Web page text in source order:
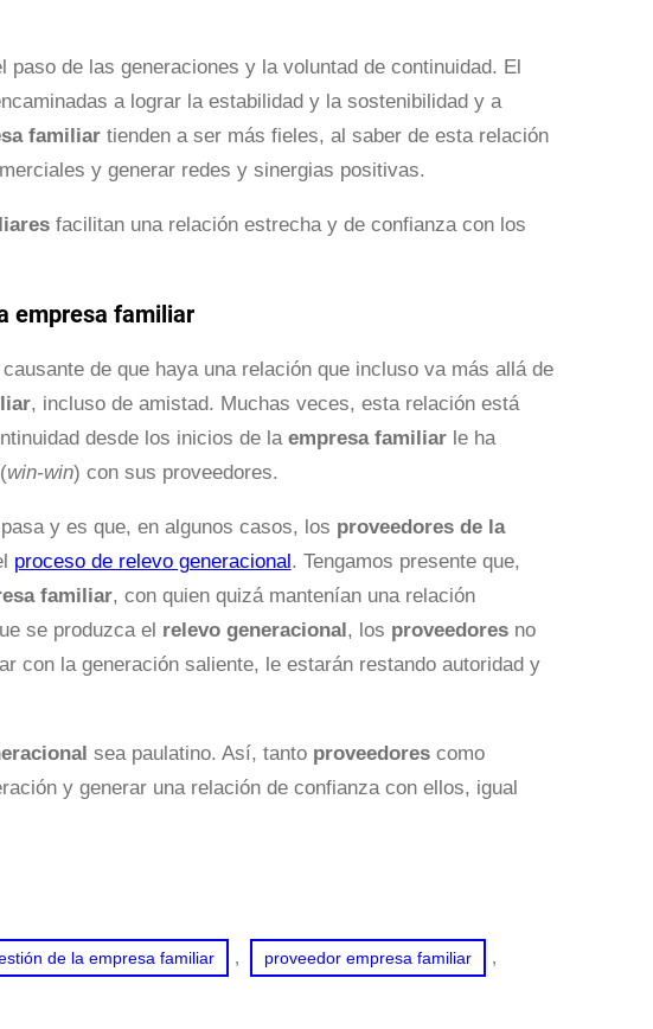
de las generaciones y la voluntad de continuidad. El
a lograr la estabilidad y la sostenibilidad y a
familiar tienden a ser más fieles, al saber de esta relación
y generar redes y sinergias positivas.
facilitan una relación estrecha y de confianza con los
empresa familiar
de que haya una relación que incluso va más allá de
, incluso de amistad. Muchas veces, esta relación está
desde los inicios de la empresa familiarle ha
win-win) con sus proveedores.
y es que, en algunos casos, los proveedores de la
proceso de relevo generacional. Tengamos presente que,
familiar, con quien quizá mantenían una relación
se produzca el relevo generacional, los proveedores no
con la generación saliente, le estarán restando autoridad y
sea paulatino. Así, tanto proveedorescomo
y generar una relación de confianza con ellos, igual
de la empresa familiar , proveedor empresa familiar ,